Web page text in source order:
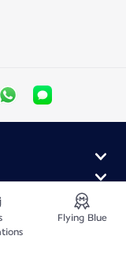
Flying Blue